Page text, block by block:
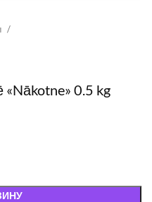
«Nākotne» 0.5 kg